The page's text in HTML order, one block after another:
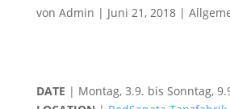
von Admin | Juni 21, 2018|
DATE | Montag, 3.9. bis Sonntag,